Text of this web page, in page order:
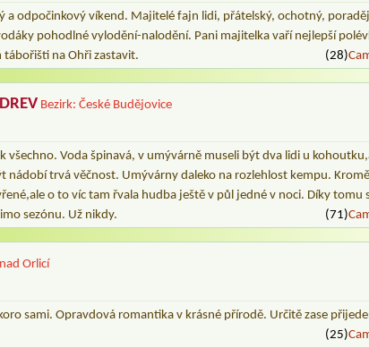
a odpočinkový víkend. Majitelé fajn lidi, přátelský, ochotný,
pohodlné vylodění-nalodění. Pani majitelka vaří nejlepší
tábořišti na Ohři zastavit.
(28)
Bezirk: České Budějovice
všechno. Voda špinavá, v umývárně museli být dva lidi u
nádobí trvá věčnost. Umývárny daleko na rozlehlost kempu.
o to víc tam řvala hudba ještě v půl jedné v noci. Díky tomu
sezónu. Už nikdy.
(71)
Orlicí
sami. Opravdová romantika v krásné přírodě. Určitě zase
(25)